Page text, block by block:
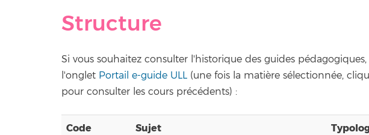
Structure
Si vous souhaitez consulter l'historique des guides
l'onglet Portail e-guide ULL (une fois la matière sélectionnée,
pour consulter les cours précédents) :
Code Sujet